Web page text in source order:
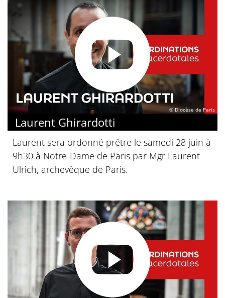
© Diocèse de Paris
Laurent Ghirardotti
Laurent sera ordonné prêtre le samedi 28 juin à
9h30 à Notre-Dame de Paris par Mgr Laurent
Ulrich, archevêque de Paris.